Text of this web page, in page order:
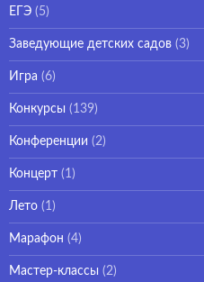
ЕГЭ (5)
Заведующие детских садов (3)
Игра (6)
Конкурсы (139)
Конференции (2)
Концерт (1)
Лето (1)
Марафон (4)
Мастер-классы (2)